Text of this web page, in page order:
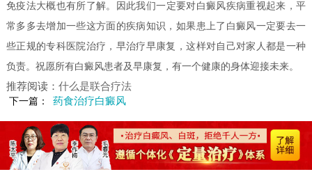
免疫法大概也有所了解。因此我们一定要对白癜风疾病重视起来，平
常多多去增加一些这方面的疾病知识，如果患上了白癜风一定要去一
些正规的专科医院治疗，早治疗早康复，这样对自己对家人都是一种
负责。祝愿所有白癜风患者及早康复，有一个健康的身体迎接未来。
推荐阅读：什么是联合疗法
下一篇： 药食治疗白癜风